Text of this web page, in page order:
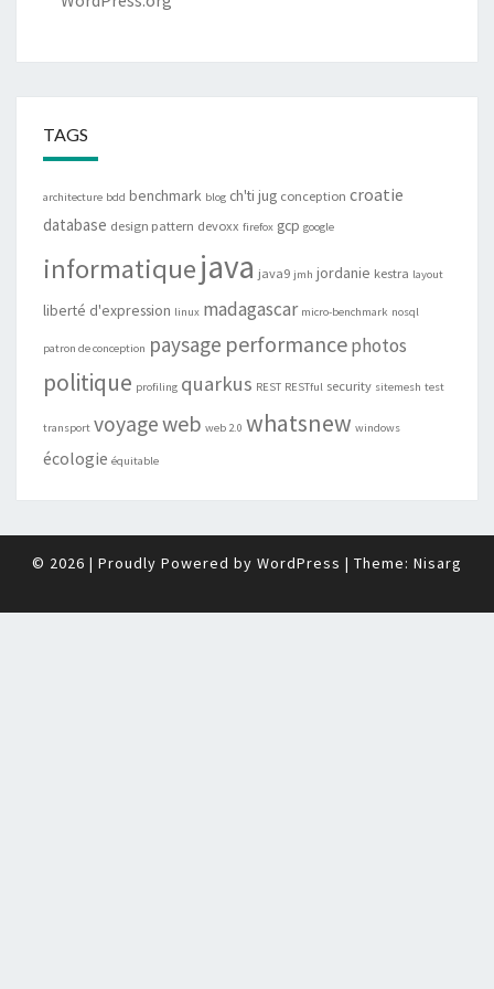
TAGS
architecture bdd benchmark blog ch'ti jug conception croatie
database design pattern devoxx firefox gcp google
informatiquejava java9 jmh jordanie kestra layout
liberté d'expression linux madagascar micro-benchmark nosql
patron de conception paysage performancephotos
politique profiling quarkus REST RESTful security sitemesh test
transport voyageweb web 2.0 whatsnew windows
écologie équitable
© 2026 | Proudly Powered by WordPress | Theme: Nisarg